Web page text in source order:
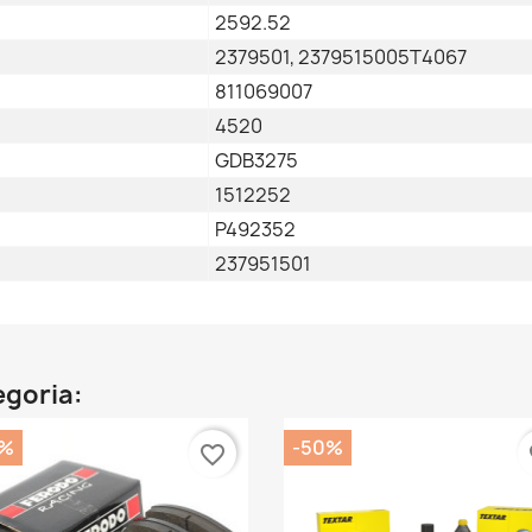
2592.52
2379501, 2379515005T4067
811069007
4520
GDB3275
1512252
P492352
237951501
favorite_border -50%